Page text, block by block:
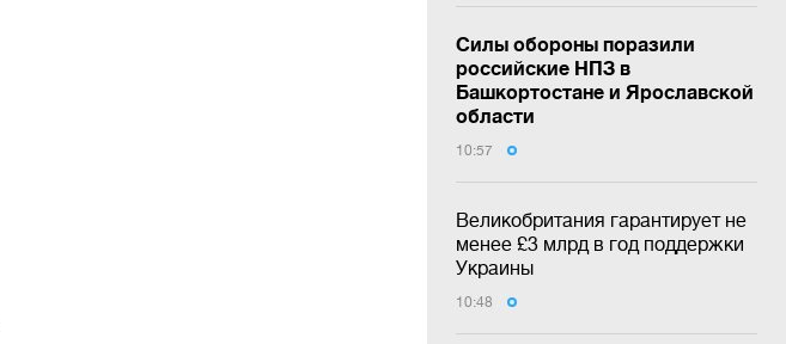
Силы обороны поразили
российские НПЗ в
Башкортостане и Ярославской
области
10:57
Великобритания гарантирует не
менее £3 млрд в год поддержки
Украины
10:48